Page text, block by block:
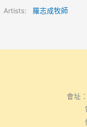
Artists: 羅志成牧師
會址